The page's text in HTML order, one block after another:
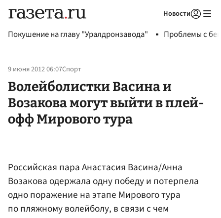
Новости
Покушение на главу "Уралдронзавода" Проблемы с
9 июня 2012 06:07Спорт
Волейболистки Васина и
Возакова могут выйти в плей-
офф Мирового тура
Российская пара Анастасия Васина/Анна
Возакова одержала одну победу и потерпела
одно поражение на этапе Мирового тура
по пляжному волейболу, в связи с чем